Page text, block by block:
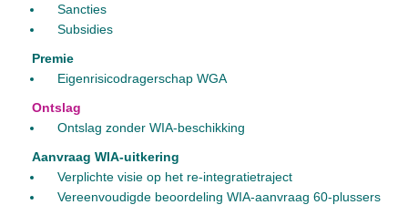
Sancties
Subsidies
Premie
Eigenrisicodragerschap WGA
Ontslag
Ontslag zonder WIA-beschikking
Aanvraag WIA-uitkering
Verplichte visie op het re-integratietraject
Vereenvoudigde beoordeling WIA-aanvraag 60-plussers